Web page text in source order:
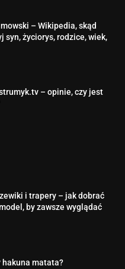
– Wikipedia, skąd
syn, życiorys, rodzice, wiek,
– opinie, czy jest
i trapery – jak dobrać
by zawsze wyglądać
hakuna matata?